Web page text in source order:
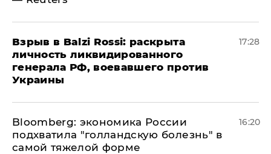
​Взрыв в Balzi Rossi: раскрыта
личность ликвидированного
генерала РФ, воевавшего против
Украины
17:28
Bloomberg: экономика России
подхватила "голландскую болезнь" в
самой тяжелой форме
16:20